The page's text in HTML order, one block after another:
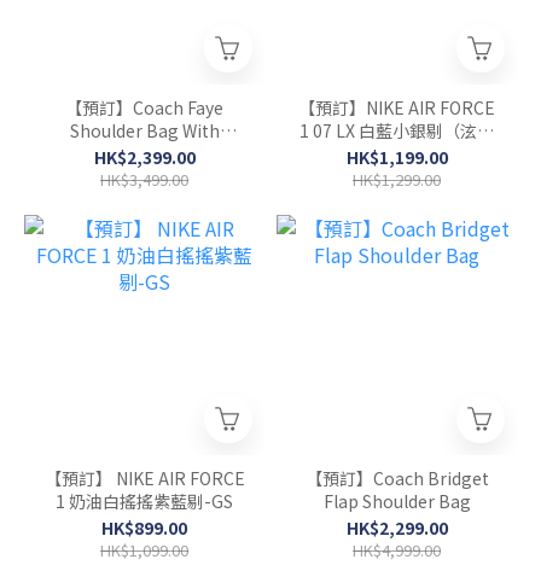
【預訂】Coach Faye
Shoulder Bag With
Ruching
HK$2,399.00
HK$3,499.00
【預訂】NIKE AIR FORCE
1 07 LX 白藍小銀剔（泫雅
款）-WOMEN
HK$1,199.00
HK$1,299.00
【預訂】 NIKE AIR FORCE
1 奶油白搖搖紫藍剔-GS
HK$899.00
HK$1,099.00
【預訂】Coach Bridget
Flap Shoulder Bag
HK$2,299.00
HK$4,999.00